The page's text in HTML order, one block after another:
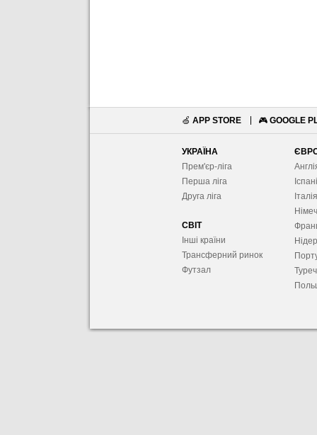
🍏 APP STORE 🎮 GOOGLE
УКРАЇНА
Прем'єр-ліга
Перша ліга
Друга ліга
СВІТ
Інші країни
Трансферний ринок
Футзал
Італія